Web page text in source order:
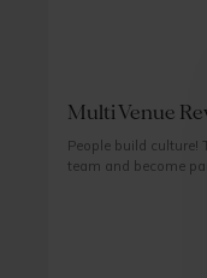
Multi Venue
People build culture!
team and become
revenue specialists
office to build and